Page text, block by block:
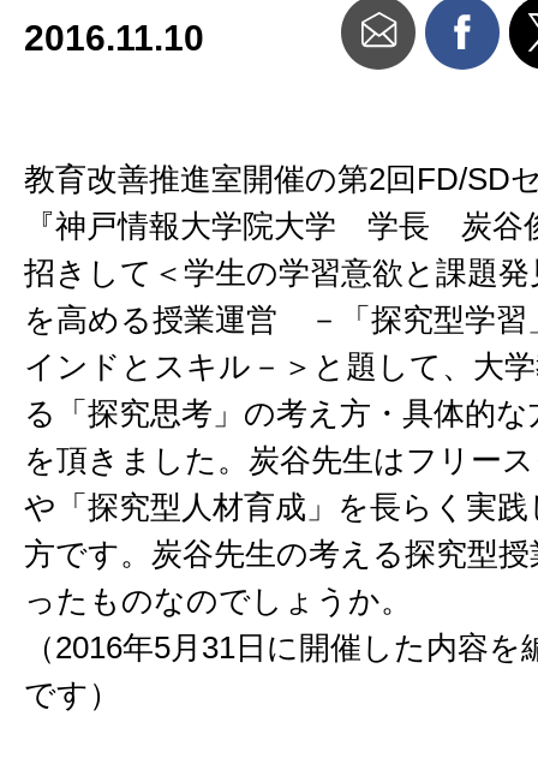
2016.11.10
教育改善推進室開催の第2回FD/SD
『神戸情報大学院大学 学長 炭谷
招きして＜学生の学習意欲と課題
を高める授業運営 －「探究型学習
インドとスキル－＞と題して、大
る「探究思考」の考え方・具体的
を頂きました。炭谷先生はフリー
や「探究型人材育成」を長らく実
方です。炭谷先生の考える探究型
ったものなのでしょうか。
（2016年5月31日に開催した内容
です）